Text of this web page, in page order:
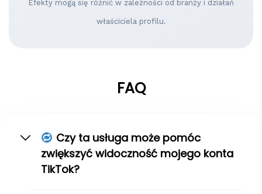
Efekty mogą się różnić w zależności od branży i działań
właściciela profilu.
FAQ
Czy ta usługa może pomóc
zwiększyć widoczność mojego konta
TikTok?